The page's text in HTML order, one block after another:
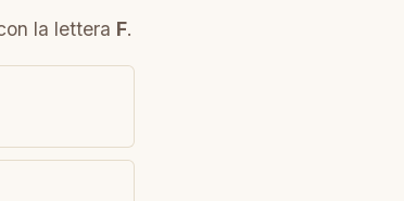
la lettera F.